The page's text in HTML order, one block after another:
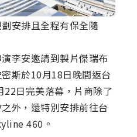
安排且全程有保全隨
安邀請到製片傑瑞布
斯於10月18日晚間返台
日完美落幕，片商除了
外，還特別安排前往台
460。